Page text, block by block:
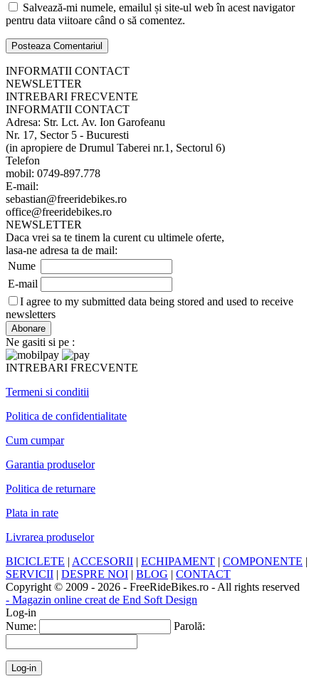
Salvează-mi numele, emailul și site-ul web în acest navigator
pentru data viitoare când o să comentez.
INFORMATII CONTACT
NEWSLETTER
INTREBARI FRECVENTE
INFORMATII CONTACT
Adresa: Str. Lct. Av. Ion Garofeanu
Nr. 17, Sector 5 - Bucuresti
(in apropiere de Drumul Taberei nr.1, Sectorul 6)
Telefon
mobil: 0749-897.778
E-mail:
sebastian@freeridebikes.ro
office@freeridebikes.ro
NEWSLETTER
Daca vrei sa te tinem la curent cu ultimele oferte,
lasa-ne adresa ta de mail:
Nume
E-mail
I agree to my submitted data being stored and used to receive
newsletters
Ne gasiti si pe :
INTREBARI FRECVENTE
Termeni si conditii
Politica de confidentialitate
Cum cumpar
Garantia produselor
Politica de returnare
Plata in rate
Livrarea produselor
BICICLETE | ACCESORII | ECHIPAMENT | COMPONENTE |
SERVICII | DESPRE NOI | BLOG | CONTACT
Copyright © 2009 - 2026 - FreeRideBikes.ro - All rights reserved
- Magazin online creat de End Soft Design
Log-in
Nume:
Parolă: